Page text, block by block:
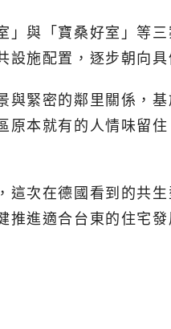
與「寶桑好室」等
施配置，逐步朝向
緊密的鄰里關係，
本就有的人情味留
次在德國看到的共
進適合台東的住宅